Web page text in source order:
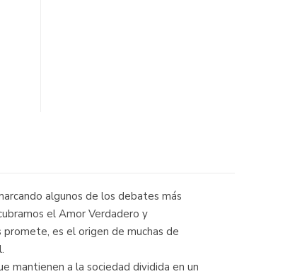
algunos de los debates más
el Amor Verdadero y
es el origen de muchas de
mantienen a la sociedad dividida en un